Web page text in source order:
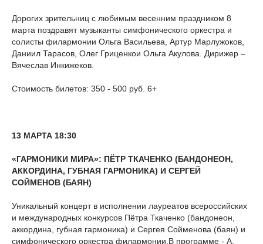
Дорогих зрительниц с любимым весенним праздником 8
марта поздравят музыканты симфонического оркестра и
солисты филармонии Ольга Васильева, Артур Марлужоков,
Даниил Тарасов, Олег Гриценкои Ольга Акулова. Дирижер –
Вячеслав Инкижеков.
Стоимость билетов: 350 - 500 руб. 6+
13 МАРТА 18:30
«ГАРМОНИКИ МИРА»: ПЁТР ТКАЧЕНКО (БАНДОНЕОН,
АККОРДИНА, ГУБНАЯ ГАРМОНИКА) И СЕРГЕЙ
СОЙМЕНОВ (БАЯН)
Уникальный концерт в исполнении лауреатов всероссийских
и международных конкурсов Пётра Ткаченко (бандонеон,
аккордина, губная гармоника) и Сергея Сойменова (баян) и
симфонического оркестра филармонии.В программе - А.